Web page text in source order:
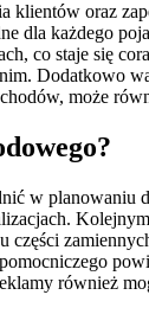
oraz
dla każdego
co staje się
Dodatkowo
może
w
również